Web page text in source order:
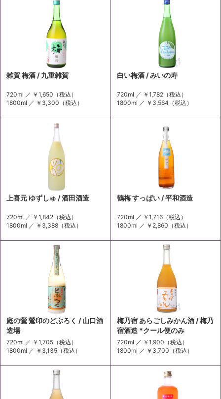
雑賀 梅酒 / 九重雑賀
720ml ／ ￥1,650 （税込）
1800ml ／ ￥3,300 （税込）
白い梅酒 / みいの寿
720ml ／ ￥1,782（税込）
1800ml ／ ￥3,564 （税込）
上喜元 ゆずしゅ / 酒田酒造
720ml ／ ￥1,842 （税込）
1800ml ／ ￥3,388 （税込）
鶴梅 すっぱい / 平和酒造
720ml ／ ￥1,716（税込）
1800ml ／ ￥2,860 （税込）
庭の鶯 鶯印のどぶろく / 山口酒
造場
720ml ／ ￥1,705 （税込）
1800ml ／ ￥3,135 （税込）
梅乃宿 あらごしみかん酒 / 梅乃
宿酒造 *クール便のみ
720ml ／ ￥1,900 （税込）
1800ml ／ ￥3,700 （税込）